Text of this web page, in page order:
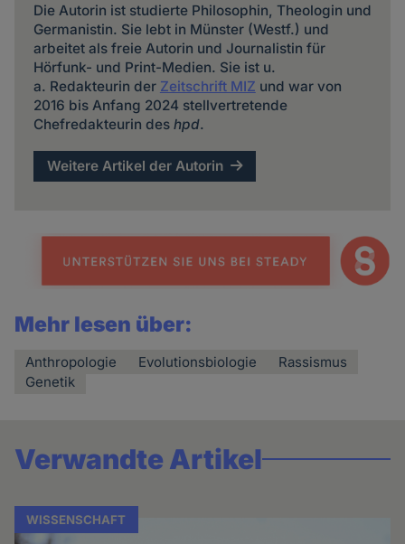
Die Autorin ist studierte Philosophin, Theologin und
Germanistin. Sie lebt in Münster (Westf.) und
arbeitet als freie Autorin und Journalistin für
Hörfunk- und Print-Medien. Sie ist u.
a. Redakteurin der Zeitschrift MIZ und war von
2016 bis Anfang 2024 stellvertretende
Chefredakteurin des hpd.
Weitere Artikel der Autorin
Mehr lesen über:
Anthropologie Evolutionsbiologie
Rassismus
Genetik
Verwandte Artikel
WISSENSCHAFT